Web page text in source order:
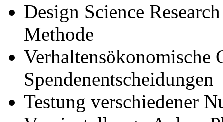
Design Science
Methode
Verhaltensökonomische
Spendenentscheidungen
Testung verschiedener